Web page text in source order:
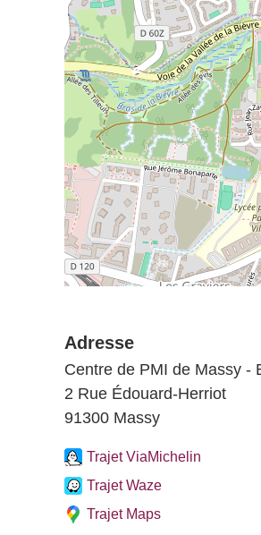
Adresse
Centre de PMI de Massy -
2 Rue Édouard-Herriot
91300 Massy
Trajet ViaMichelin
Trajet Waze
Trajet Maps